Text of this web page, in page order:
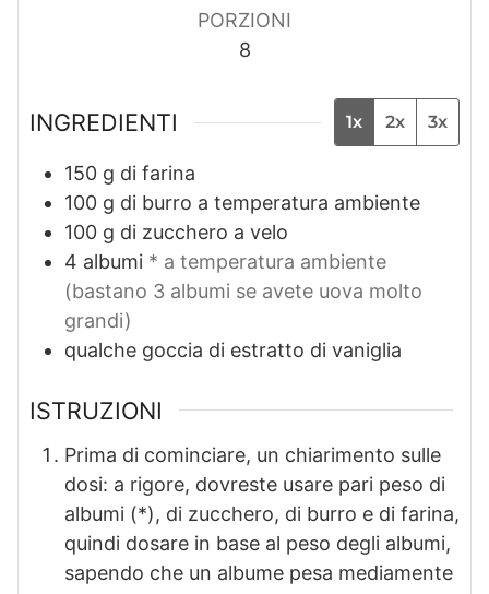
PORZIONI
8
INGREDIENTI 1x 2x 3x
150 g di farina
100 g di burro a temperatura ambiente
100 g di zucchero a velo
4 albumi * a temperatura ambiente
(bastano 3 albumi se avete uova molto
grandi)
qualche goccia di estratto di vaniglia
ISTRUZIONI
Prima di cominciare, un chiarimento sulle
dosi: a rigore, dovreste usare pari peso di
albumi (*), di zucchero, di burro e di farina,
quindi dosare in base al peso degli albumi,
sapendo che un albume pesa mediamente